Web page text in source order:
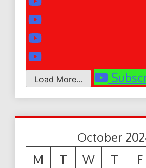
Load More...
October
M
T W T F